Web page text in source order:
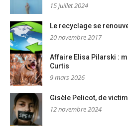
15 juillet 2024
Le recyclage se
20 novembre 2017
Affaire Elisa Pilarski :
Curtis
9 mars 2026
Gisèle Pelicot, de
12 novembre 2024